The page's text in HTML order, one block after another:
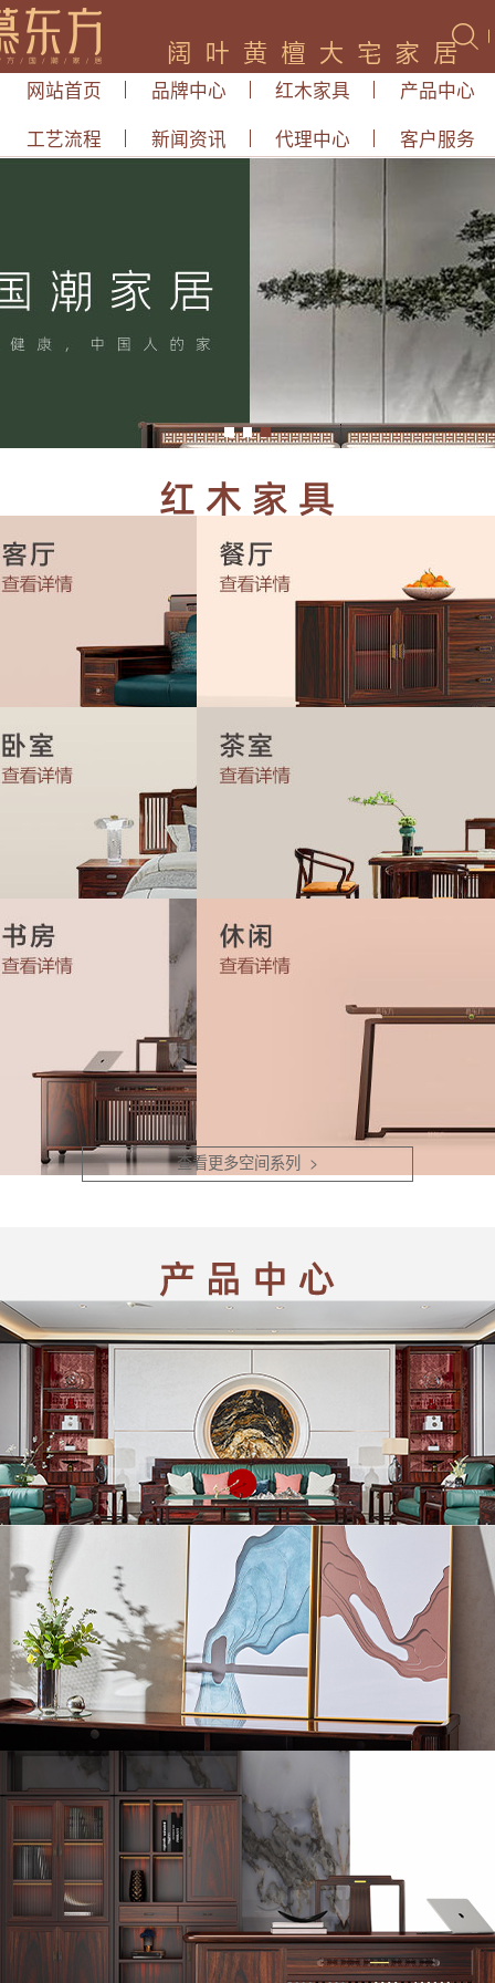
网站首页 品牌中心 红木家具
产品中心
工艺流程
新闻资讯 代理中心 客户服务
查看更多空间系列 >
寻求古为今用的新视野与新形式，
把中式的雅致与现代的时尚融合得恰到好处